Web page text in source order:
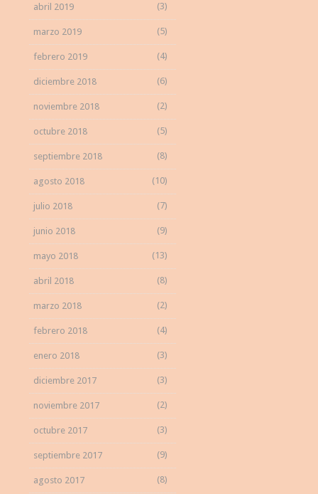
abril 2019 (3)
marzo 2019 (5)
febrero 2019 (4)
diciembre 2018 (6)
noviembre 2018 (2)
octubre 2018 (5)
septiembre 2018 (8)
agosto 2018 (10)
julio 2018 (7)
junio 2018 (9)
mayo 2018 (13)
abril 2018 (8)
marzo 2018 (2)
febrero 2018 (4)
enero 2018 (3)
diciembre 2017 (3)
noviembre 2017 (2)
octubre 2017 (3)
septiembre 2017 (9)
agosto 2017 (8)